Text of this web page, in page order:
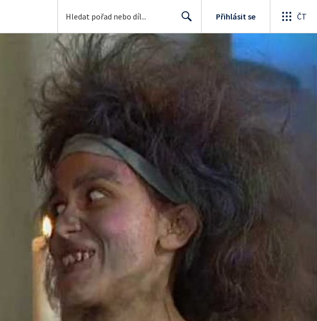
Přihlásit se ČT